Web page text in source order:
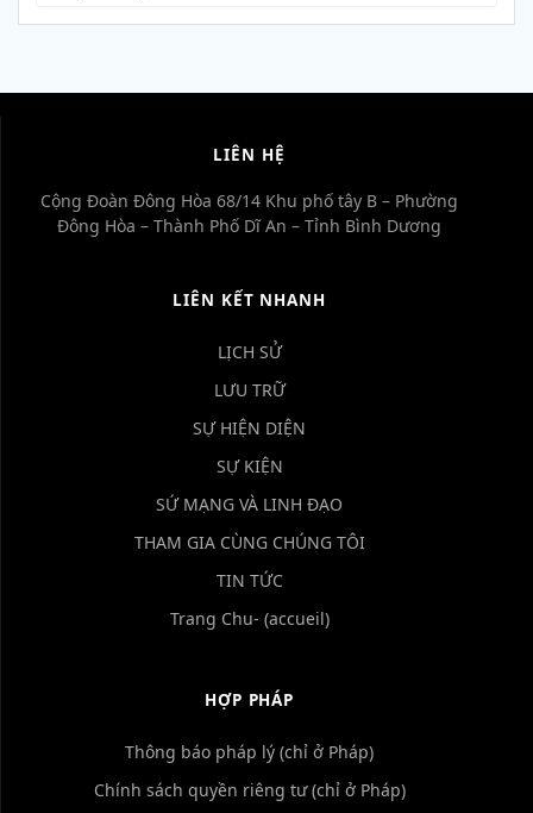
LIÊN HỆ
Cộng Đoàn Đông Hòa 68/14 Khu phố tây B – Phường
Đông Hòa – Thành Phố Dĩ An – Tỉnh Bình Dương
LIÊN KẾT NHANH
LỊCH SỬ
LƯU TRỮ
SỰ HIỆN DIỆN
SỰ KIỆN
SỨ MẠNG VÀ LINH ĐẠO
THAM GIA CÙNG CHÚNG TÔI
TIN TỨC
Trang Chu- (accueil)
HỢP PHÁP
Thông báo pháp lý (chỉ ở Pháp)
Chính sách quyền riêng tư (chỉ ở Pháp)